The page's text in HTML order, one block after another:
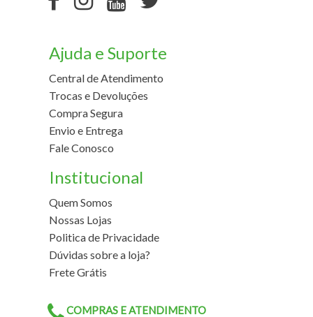
Ajuda e Suporte
Central de Atendimento
Trocas e Devoluções
Compra Segura
Envio e Entrega
Fale Conosco
Institucional
Quem Somos
Nossas Lojas
Politica de Privacidade
Dúvidas sobre a loja?
Frete Grátis
COMPRAS E ATENDIMENTO